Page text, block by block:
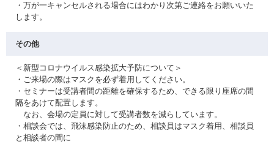
・万が一キャンセルされる場合にはわかり次第ご連絡をお願いいた
します。
その他
＜新型コロナウイルス感染拡大予防について＞
・ご来場の際はマスクを必ず着用してください。
・セミナーは受講者間の距離を確保するため、できる限り座席の間
隔をあけて配置します。
なお、会場の定員に対して受講者数を減らしています。
・相談会では、飛沫感染防止のため、相談員はマスク着用、相談員
と相談者の間に